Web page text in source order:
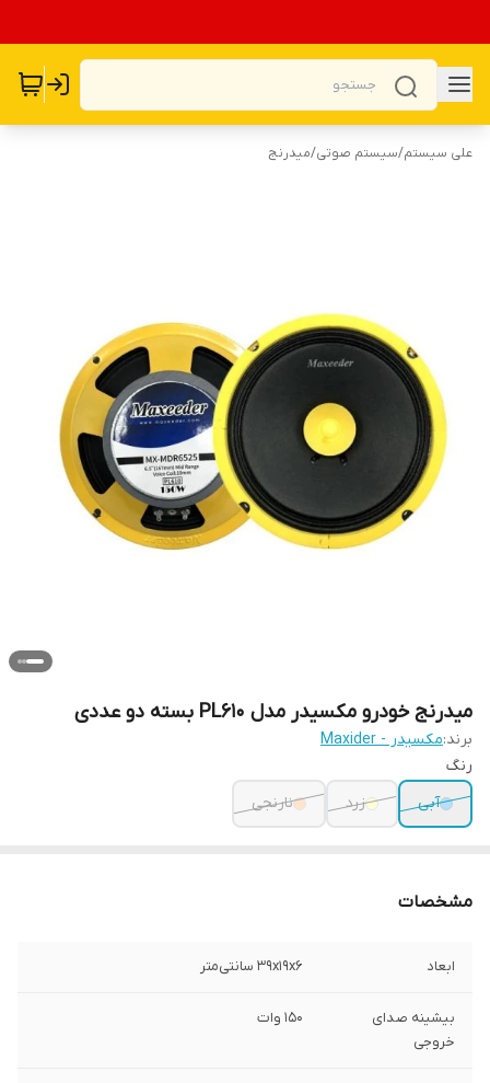
علی سیستم/سیستم صوتی/میدرنج
میدرنج خودرو مکسیدر مدل PL610 بسته دو عددی
برند:مکسیدر - Maxider
رنگ
آبی
زرد نارنجی
مشخصات
ابعاد ۳۹x۱۹x۶ سانتی‌متر
بیشینه صدای
خروجی
۱۵۰ وات